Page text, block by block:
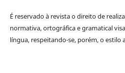
É reservado à revista o direito de
normativa, ortográfica e gramatical
língua, respeitando-se, porém, o estilo